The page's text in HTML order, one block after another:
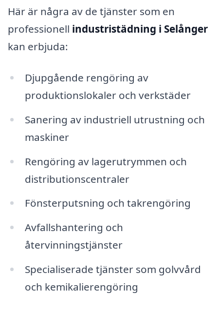
Här är några av de tjänster som en
professionell industristädning i Selånger
kan erbjuda:
Djupgående rengöring av
produktionslokaler och verkstäder
Sanering av industriell utrustning och
maskiner
Rengöring av lagerutrymmen och
distributionscentraler
Fönsterputsning och takrengöring
Avfallshantering och
återvinningstjänster
Specialiserade tjänster som golvvård
och kemikalierengöring